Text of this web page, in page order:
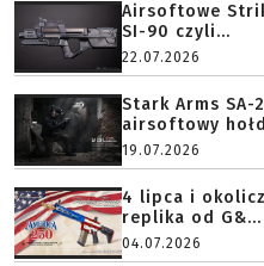
Airsoftowe
SI-90 czyli...
22.07.2026
Stark Arms SA-
airsoftowy
19.07.2026
4 lipca i
replika od G&...
04.07.2026